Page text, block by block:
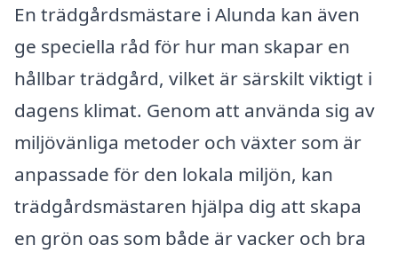
En trädgårdsmästare i Alunda kan även
ge speciella råd för hur man skapar en
hållbar trädgård, vilket är särskilt viktigt i
dagens klimat. Genom att använda sig av
miljövänliga metoder och växter som är
anpassade för den lokala miljön, kan
trädgårdsmästaren hjälpa dig att skapa
en grön oas som både är vacker och bra